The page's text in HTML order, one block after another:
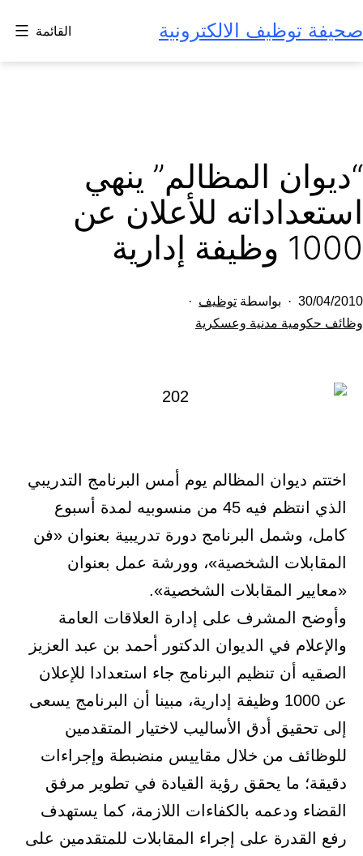
إلى
المحتوى
صحيفة توظيف الالكترونية القائمة
“ديوان المظالم” ينهي
استعداداته للأعلان عن
1000 وظيفة إدارية
تم
النشر
30/04/2010 بواسطة توظيف
مصنف
وظائف حكومية مدنية وعسكرية
اختتم ديوان المظالم يوم أمس البرنامج التدريبي
الذي انتظم فيه 45 من منسوبيه لمدة أسبوع
كامل، وشمل البرنامج دورة تدريبية بعنوان «فن
المقابلات الشخصية»، وورشة عمل بعنوان
«معايير المقابلات الشخصية».
وأوضح المشرف على إدارة العلاقات العامة
والإعلام في الديوان الدكتور أحمد بن عبد العزيز
الصقيه أن تنظيم البرنامج جاء استعدادا للإعلان
عن 1000 وظيفة إدارية، مبينا أن البرنامج يسعى
إلى تحقيق أدق الأساليب لاختيار المتقدمين
للوظائف من خلال مقاييس منضبطة وإجراءات
دقيقة؛ ما يحقق رؤية القيادة في تطوير مرفق
القضاء ودعمه بالكفاءات اللازمة، كما يستهدف
رفع القدرة على إجراء المقابلات للمتقدمين على